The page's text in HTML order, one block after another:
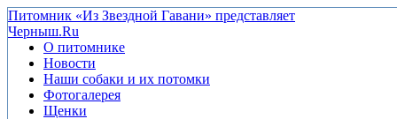
Питомник «Из Звездной Гавани» представляет
Черныш.Ru
О питомнике
Новости
Наши собаки и их потомки
Фотогалерея
Щенки